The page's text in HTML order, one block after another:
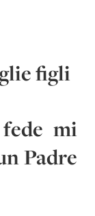
mi
Padre